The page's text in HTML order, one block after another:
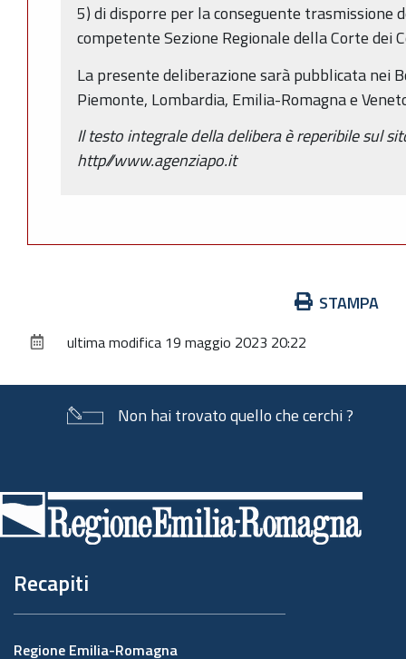
5) di disporre per la conseguente trasmissione
competente Sezione Regionale della Corte dei
La presente deliberazione sarà pubblicata nei
Piemonte, Lombardia, Emilia-Romagna e
Il testo integrale della delibera è reperibile sul
http//www.agenziapo.it
documento
STAMPA
ultima modifica 19 maggio 2023 20:22
Non hai trovato quello che cerchi ?
di
pagina
Recapiti
Regione Emilia-Romagna